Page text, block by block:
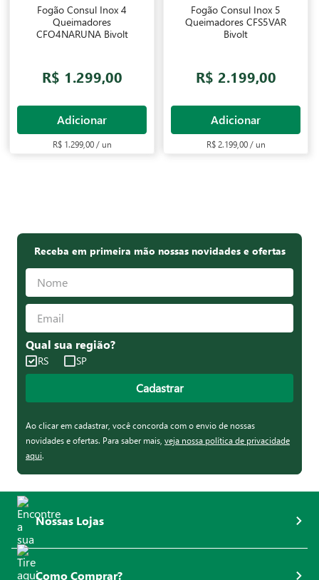
Fogão Consul Inox 4
Queimadores
CFO4NARUNA Bivolt
R$ 1.299,00
Adicionar
R$ 1.299,00 / un
Fogão Consul Inox 5
Queimadores CFS5VAR
Bivolt
R$ 2.199,00
Adicionar
R$ 2.199,00 / un
Receba em primeira mão nossas novidades e ofertas
Qual sua região?
RS SP
Cadastrar
Ao clicar em cadastrar, você concorda com o envio de nossas
novidades e ofertas. Para saber mais, veja nossa política de privacidade
aqui.
Nossas Lojas
Como Comprar?